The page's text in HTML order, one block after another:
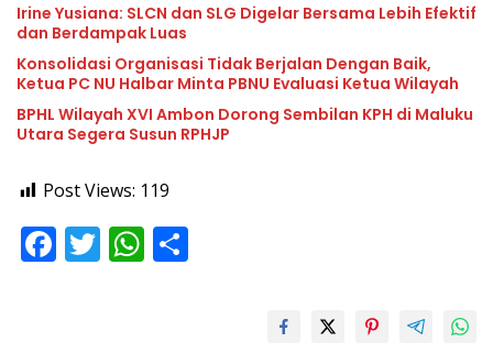
Irine Yusiana: SLCN dan SLG Digelar Bersama Lebih Efektif
dan Berdampak Luas
Konsolidasi Organisasi Tidak Berjalan Dengan Baik,
Ketua PC NU Halbar Minta PBNU Evaluasi Ketua Wilayah
BPHL Wilayah XVI Ambon Dorong Sembilan KPH di Maluku
Utara Segera Susun RPHJP
Post Views: 119
F T W